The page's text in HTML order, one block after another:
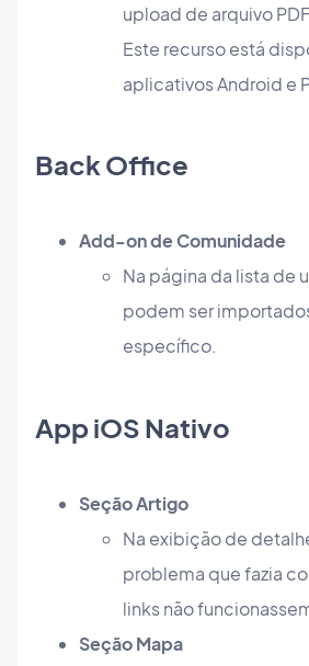
upload de arquivo
Este recurso está
aplicativos Android e
Back Office
Add-on de Comunidade
Na página da lista de
podem ser
específico.
App iOS Nativo
Seção Artigo
Na exibição de
problema que fazia
links não
Seção Mapa